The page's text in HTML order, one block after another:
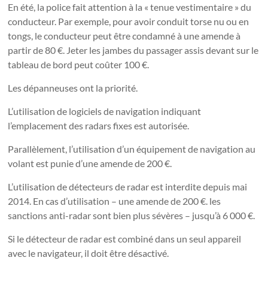
En été, la police fait attention à la « tenue vestimentaire » du
conducteur. Par exemple, pour avoir conduit torse nu ou en
tongs, le conducteur peut être condamné à une amende à
partir de 80 €. Jeter les jambes du passager assis devant sur le
tableau de bord peut coûter 100 €.
Les dépanneuses ont la priorité.
L’utilisation de logiciels de navigation indiquant
l’emplacement des radars fixes est autorisée.
Parallèlement, l’utilisation d’un équipement de navigation au
volant est punie d’une amende de 200 €.
L’utilisation de détecteurs de radar est interdite depuis mai
2014. En cas d’utilisation – une amende de 200 €. les
sanctions anti-radar sont bien plus sévères – jusqu’à 6 000 €.
Si le détecteur de radar est combiné dans un seul appareil
avec le navigateur, il doit être désactivé.